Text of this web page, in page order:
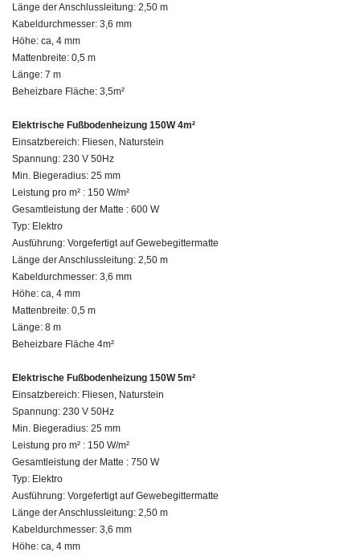
Länge der Anschlussleitung: 2,50 m
Kabeldurchmesser: 3,6 mm
Höhe: ca, 4 mm
Mattenbreite: 0,5 m
Länge: 7 m
Beheizbare Fläche: 3,5m²
Elektrische Fußbodenheizung 150W 4m²
Einsatzbereich: Fliesen, Naturstein
Spannung: 230 V 50Hz
Min. Biegeradius: 25 mm
Leistung pro m² : 150 W/m²
Gesamtleistung der Matte : 600 W
Typ: Elektro
Ausführung: Vorgefertigt auf Gewebegittermatte
Länge der Anschlussleitung: 2,50 m
Kabeldurchmesser: 3,6 mm
Höhe: ca, 4 mm
Mattenbreite: 0,5 m
Länge: 8 m
Beheizbare Fläche 4m²
Elektrische Fußbodenheizung 150W 5m²
Einsatzbereich: Fliesen, Naturstein
Spannung: 230 V 50Hz
Min. Biegeradius: 25 mm
Leistung pro m² : 150 W/m²
Gesamtleistung der Matte : 750 W
Typ: Elektro
Ausführung: Vorgefertigt auf Gewebegittermatte
Länge der Anschlussleitung: 2,50 m
Kabeldurchmesser: 3,6 mm
Höhe: ca, 4 mm